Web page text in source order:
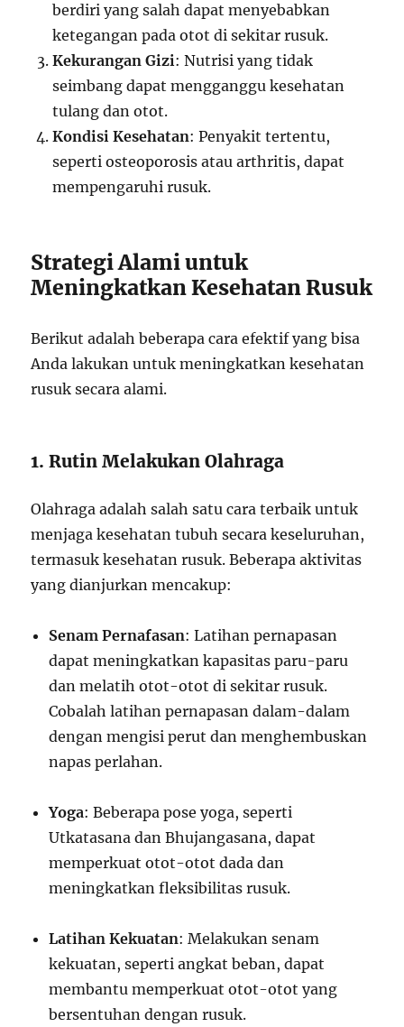
berdiri yang salah dapat menyebabkan
ketegangan pada otot di sekitar rusuk.
Kekurangan Gizi: Nutrisi yang tidak
seimbang dapat mengganggu kesehatan
tulang dan otot.
Kondisi Kesehatan: Penyakit tertentu,
seperti osteoporosis atau arthritis, dapat
mempengaruhi rusuk.
Strategi Alami untuk
Meningkatkan Kesehatan Rusuk
Berikut adalah beberapa cara efektif yang bisa
Anda lakukan untuk meningkatkan kesehatan
rusuk secara alami.
1. Rutin Melakukan Olahraga
Olahraga adalah salah satu cara terbaik untuk
menjaga kesehatan tubuh secara keseluruhan,
termasuk kesehatan rusuk. Beberapa aktivitas
yang dianjurkan mencakup:
Senam Pernafasan: Latihan pernapasan
dapat meningkatkan kapasitas paru-paru
dan melatih otot-otot di sekitar rusuk.
Cobalah latihan pernapasan dalam-dalam
dengan mengisi perut dan menghembuskan
napas perlahan.
Yoga: Beberapa pose yoga, seperti
Utkatasana dan Bhujangasana, dapat
memperkuat otot-otot dada dan
meningkatkan fleksibilitas rusuk.
Latihan Kekuatan: Melakukan senam
kekuatan, seperti angkat beban, dapat
membantu memperkuat otot-otot yang
bersentuhan dengan rusuk.